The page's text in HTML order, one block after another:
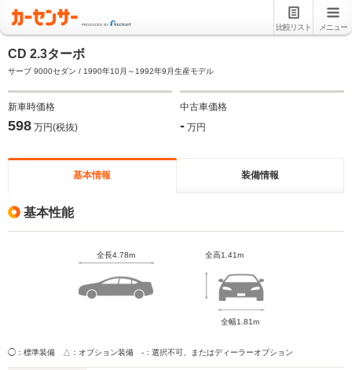
比較リスト メニュー
CD 2.3ターボ
サーブ 9000セダン / 1990年10月～1992年9月生産モデル
新車時価格
598 万円(税抜)
中古車価格
- 万円
基本情報 装備情報
基本性能
全長4.78m 全高1.41m
全幅1.81m
◯：標準装備 △：オプション装備 -：選択不可、またはディーラーオプション